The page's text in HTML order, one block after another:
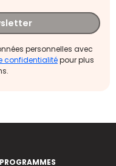
personnelles avec
confidentialitépour plus